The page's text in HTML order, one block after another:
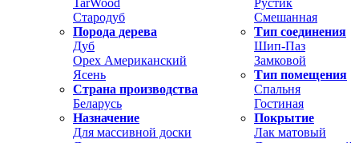
Стародуб
Порода дерева
Дуб
Орех Американский
Ясень
Страна производства
Беларусь
Смешанная
Тип соединения
Шип-Паз
Замковой
Тип помещения
Спальня
Гостиная
Назначение
Для массивной доски
Покрытие
Лак матовый